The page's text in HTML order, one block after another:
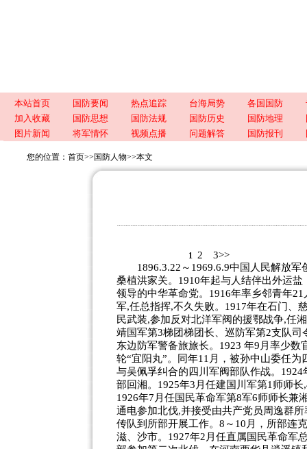
本站首页 国防要闻 热点追踪 台海局势 各国国防
加入收藏
国防思想 国防法规 国防历史 国防地理
图片新闻
将军情怀 视频点播 问题解答 国防报刊
您的位置： 首页>> 国防人物>>本文
1 2
3>>
1896.3.22～1969.6.9中国人民解放军
桑植洪家关。1910年起与人结伴出外运
领导的中华革命党。1916年率乡邻青年
军,任总指挥,不久失败。1917年在石门、
民武装,参加反对北洋军阀的援鄂战争,任
靖国军第3梯团梯团长、巡防军第2支队
东边防军警备旅旅长。1923 年9月率少数
轮“宜阳丸”。同年11月，被孙中山委任为
与吴佩孚纠合的四川军阀部队作战。
部回湘。1925年3月任建国川军第1师师
1926年7月任国民革命军第8军6师师长兼
通电参加北伐,并接受由共产党员周逸群
传队到所部开展工作。8～10月，所部连
滋、沙市。1927年2月任直属国民革命军